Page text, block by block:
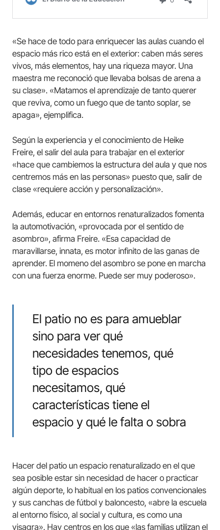
«Se hace de todo para enriquecer las aulas cuando el
espacio más rico está en el exterior: caben más seres
vivos, más elementos, hay una riqueza mayor. Una
maestra me reconoció que llevaba bolsas de arena a
su clase». «Matamos el aprendizaje de tanto querer
que reviva, como un fuego que de tanto soplar, se
apaga», ejemplifica.
Según la experiencia y el conocimiento de Heike
Freire, el salir del aula para trabajar en el exterior
«hace que cambiemos la estructura del aula y que nos
centremos más en las personas» puesto que, salir de
clase «requiere acción y personalización».
Además, educar en entornos renaturalizados fomenta
la automotivación, «provocada por el sentido de
asombro», afirma Freire. «Esa capacidad de
maravillarse, innata, es motor infinito de las ganas de
aprender. El momeno del asombro se pone en marcha
con una fuerza enorme. Puede ser muy poderoso».
El patio no es para amueblar
sino para ver qué
necesidades tenemos, qué
tipo de espacios
necesitamos, qué
características tiene el
espacio y qué le falta o sobra
Hacer del patio un espacio renaturalizado en el que
sea posible estar sin necesidad de hacer o practicar
algún deporte, lo habitual en los patios convencionales
y sus canchas de fútbol y baloncesto, «abre la escuela
al entorno físico, al social y cultura, es como una
visagra». Hay centros en los que «las familias utilizan el